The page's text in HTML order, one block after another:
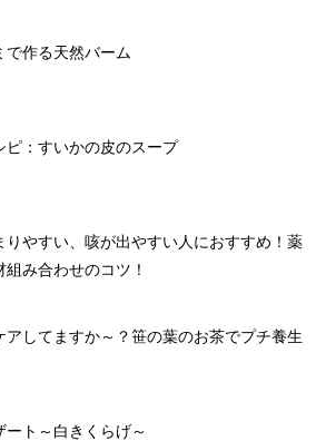
で作る天然バーム
ピ：すいかの皮のスープ
りやすい、咳が出やすい人におすすめ！薬
組み合わせのコツ！
アしてますか～？笹の葉のお茶でプチ養生
ート～白きくらげ～